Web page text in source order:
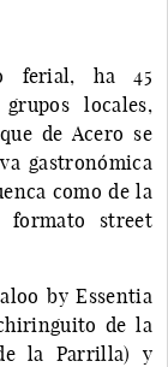
ferial, ha 45
locales,
de Acero se
gastronómica
como de la
formato street
by Essentia
de la
la Parrilla) y